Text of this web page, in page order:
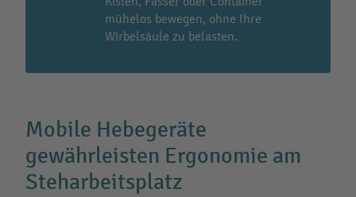
mühelos bewegen, ohne Ihre
Wirbelsäule zu belasten.
Mobile Hebegeräte
gewährleisten Ergonomie am
Steharbeitsplatz